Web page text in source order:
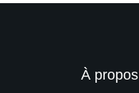
À propos